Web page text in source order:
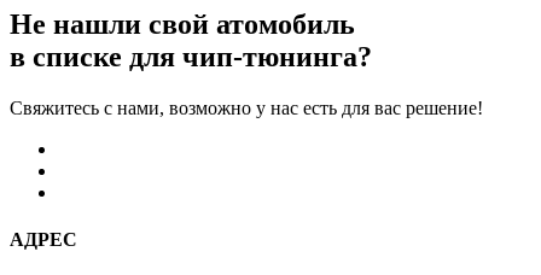
Не нашли свой атомобиль
в списке для чип-тюнинга?
Свяжитесь с нами, возможно у нас есть для вас решение!
АДРЕС